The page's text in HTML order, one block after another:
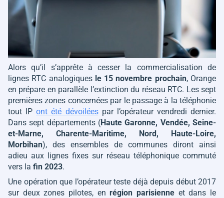
Alors qu’il s’apprête à cesser la commercialisation de
lignes RTC analogiques le 15 novembre prochain, Orange
en prépare en parallèle l’extinction du réseau RTC. Les sept
premières zones concernées par le passage à la téléphonie
tout IPont été dévoiléespar l’opérateur vendredi dernier.
Dans sept départements (Haute Garonne, Vendée, Seine-
et-Marne, Charente-Maritime, Nord, Haute-Loire,
Morbihan), des ensembles de communes diront ainsi
adieu aux lignes fixes sur réseau téléphonique commuté
vers la fin 2023.
Une opération que l’opérateur teste déjà depuis début 2017
sur deux zones pilotes, enrégion parisienne et dans le